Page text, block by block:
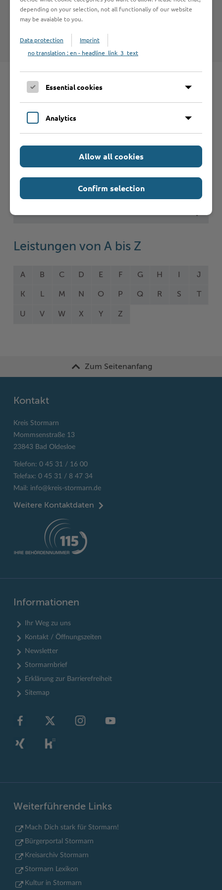
Hinweise zum Haftungsausschluß bei Links zu anderen
Internet-Seiten entnehmen Sie bitte den
Schnelleinstieg
Seite auswählen
Online-Services
Leistungen von A bis Z
A B C D E F G H J
K L M N O P Q R S
U V W X Y Z
Zum Seitenanfang
Kontakt
Kreis Stormarn
Mommsenstraße 13
23843 Bad Oldesloe
Telefon: 0 45 31 / 16 00
Telefax: 0 45 31 / 8 47 34
Mail: info@kreis-stormarn.de
Weitere Kontaktdaten
Informationen
Ihr Weg zu uns
Kontakt / Öffnungszeiten
Newsletter
Stormarnbrief
Erklärung zur Barrierefreiheit
Sitemap
Weiterführende Links
Mach Dich stark für Stormarn!
Bürgerportal Stormarn
Kreisarchiv Stormarn
Stormarn Lexikon
Kultur in Stormarn
depending on your selection, not all functionaliy of our website
may be avaiable to you.
Data protection
Imprint
no translation : en - headline_link_3_text
Essential cookies
Analytics
Allow all cookies
Confirm selection